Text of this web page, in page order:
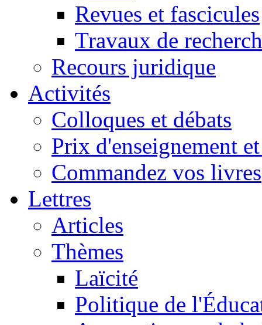
Revues et fascicules
Travaux de
Recours juridique
Activités
Colloques et débats
Prix d'enseignement
Commandez vos livres
Lettres
Articles
Thèmes
Laïcité
Politique de